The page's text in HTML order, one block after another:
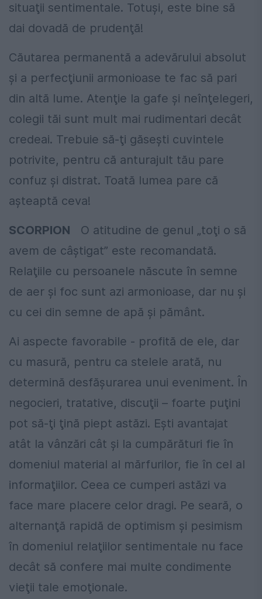
situaţii sentimentale. Totuşi, este bine să
dai dovadă de prudenţă!
Căutarea permanentă a adevărului absolut
şi a perfecţiunii armonioase te fac să pari
din altă lume. Atenţie la gafe şi neînţelegeri,
colegii tăi sunt mult mai rudimentari decât
credeai. Trebuie să-ţi găseşti cuvintele
potrivite, pentru că anturajult tău pare
confuz şi distrat. Toată lumea pare că
aşteaptă ceva!
SCORPION
O atitudine de genul „toţi o să
avem de câştigat” este recomandată.
Relaţiile cu persoanele născute în semne
de aer şi foc sunt azi armonioase, dar nu şi
cu cei din semne de apă şi pământ.
Ai aspecte favorabile - profită de ele, dar
cu masură, pentru ca stelele arată, nu
determină desfăşurarea unui eveniment. În
negocieri, tratative, discuţii – foarte puţini
pot să-ţi ţină piept astăzi. Eşti avantajat
atât la vânzări cât şi la cumpărături fie în
domeniul material al mărfurilor, fie în cel al
informaţiilor. Ceea ce cumperi astăzi va
face mare placere celor dragi. Pe seară, o
alternanţă rapidă de optimism şi pesimism
în domeniul relaţiilor sentimentale nu face
decât să confere mai multe condimente
vieţii tale emoţionale.